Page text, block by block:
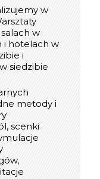
w
w
i hotelach w
i
siedzibie
metody i
scenki
realizacji
roku
pdf, oraz
online
online
jest
o jakość
szkolenia
w
to 12
do 300